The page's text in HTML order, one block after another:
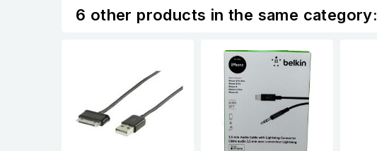
6 other products in the same category: